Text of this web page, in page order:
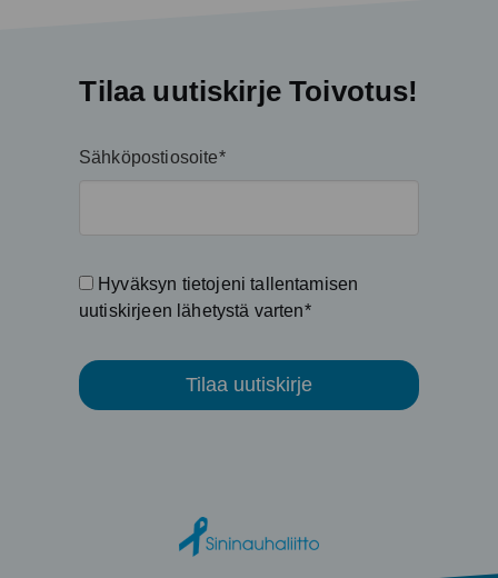
Tilaa uutiskirje Toivotus!
Sähköpostiosoite*
Hyväksyn tietojeni tallentamisen
uutiskirjeen lähetystä varten*
Tilaa uutiskirje